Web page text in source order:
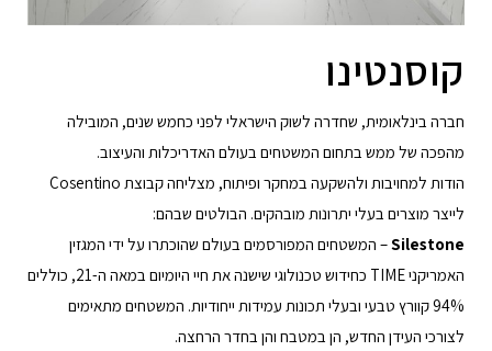
קוסנטינו
חברה בינלאומית, שחדרה לשוק הישראלי לפני כחמש שנים, המובילה
מהפכה של ממש בתחום המשטחים בעולם האדריכלות והעיצוב.
הודות למחויבות ולהשקעה במחקר ופיתוח, מצליחה קבוצת Cosentino
לייצר מוצרים בעלי יתרונות מובהקים. הבולטים שבהם:
Silestone– המשטחים המפורסמים בעולם שהוכתרו על ידי המגזין
האמריקני TIME כחידוש טכנולוגי שישנה את חיי היומיום במאה ה-21, כוללים
94% קוורץ טבעי ובעלי תכונות עמידות ייחודיות. המשטחים מתאימים
לצורכי העידן החדש, הן במטבח והן בחדר הרחצה.